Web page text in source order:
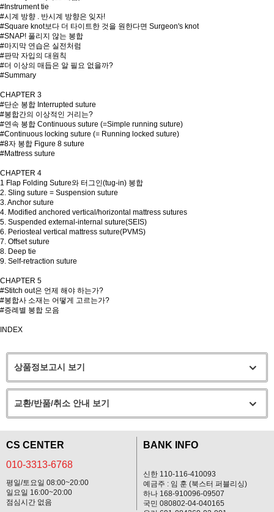
#Instrument tie
#시계 방향 . 반시계 방향은 잊자!
#Square knot보다 더 타이트한 것을 원한다면 Surgeon's knot
#SNAP! 풀리지 않는 봉합
#마지막 연습은 실전처럼
#판막 자입의 대원칙
#더 이상의 매듭은 알 필요 없을까?
#Summary
CHAPTER 3
#단순 봉합 Interrupted suture
#봉합간의 이상적인 거리는?
#연속 봉합 Continuous suture (=Simple running suture)
#Continuous locking suture (= Running locked suture)
#8자 봉합 Figure 8 suture
#Mattress suture
CHAPTER 4
1 Flap Folding Suture와 터그인(tug-in) 봉합
2. Sling suture = Suspension suture
3. Anchor suture
4. Modified anchored vertical/horizontal mattress sutures
5. Suspended external-internal suture(SEIS)
6. Periosteal vertical mattress suture(PVMS)
7. Offset suture
8. Deep tie
9. Self-retraction suture
CHAPTER 5
#Stitch out은 언제 해야 하는가?
#봉합사 소재는 어떻게 고르는가?
#증례별 봉합 모음
INDEX
상품정보고시 보기
교환/반품/취소 안내 보기
CS CENTER
010-3313-6768
평일/토요일 08:00~20:00
일요일 16:00~20:00
점심시간 없음
BANK INFO
신한 110-116-410093
예금주 : 임 훈 (북스터 퍼블리싱)
하나 168-910096-09507
국민 080802-04-040165